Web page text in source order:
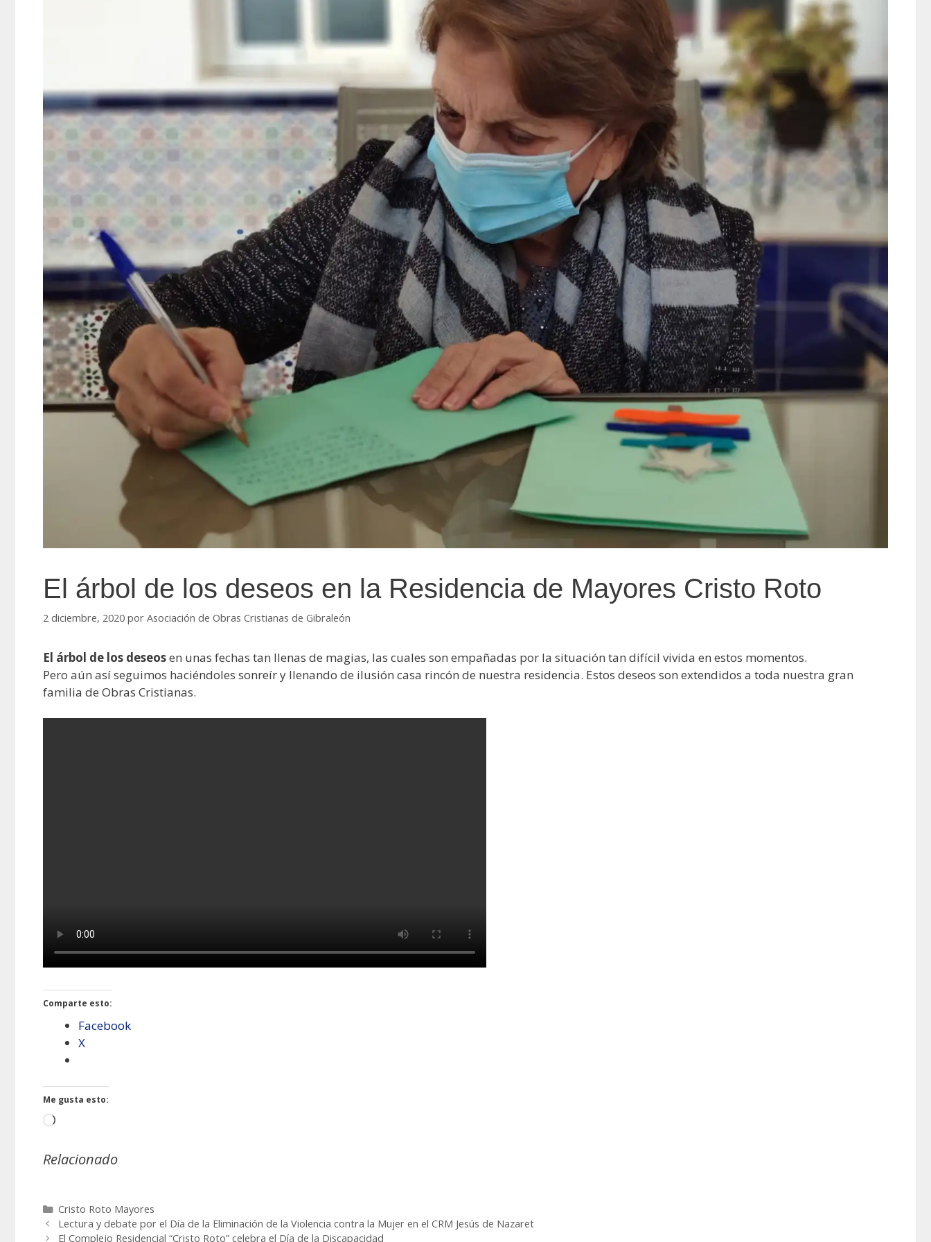
El árbol de los deseos en la Residencia de Mayores Cristo Roto
2 diciembre, 2020 por Asociación de Obras Cristianas de Gibraleón
El árbol de los deseosen unas fechas tan llenas de magias, las cuales son empañadas por la situación tan difícil vivida en estos momentos.
Pero aún así seguimos haciéndoles sonreír y llenando de ilusión casa rincón de nuestra residencia. Estos deseos son extendidos a toda nuestra gran
familia de Obras Cristianas.
Comparte esto:
Facebook
X
Me gusta esto:
Cargando...
Relacionado
Categorías
Cristo Roto Mayores
Lectura y debate por el Día de la Eliminación de la Violencia contra la Mujer en el CRM Jesús de Nazaret
El Complejo Residencial “Cristo Roto” celebra el Día de la Discapacidad